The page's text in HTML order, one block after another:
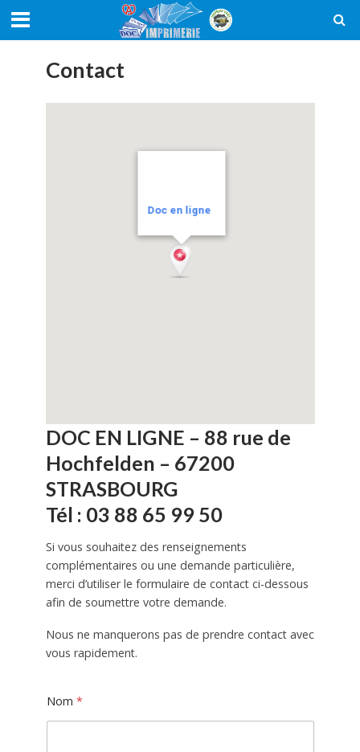
Contact
Doc en ligne
DOC EN LIGNE – 88 rue de
Hochfelden – 67200
STRASBOURG
Tél : 03 88 65 99 50
Si vous souhaitez des renseignements
complémentaires ou une demande particulière,
merci d’utiliser le formulaire de contact ci-dessous
afin de soumettre votre demande.
Nous ne manquerons pas de prendre contact avec
vous rapidement.
Nom *